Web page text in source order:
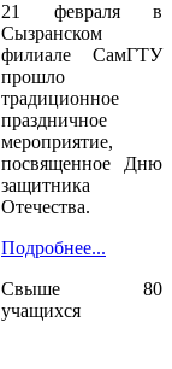
21 февраля в
Сызранском
филиале СамГТУ
прошло
традиционное
праздничное
мероприятие,
посвященное Дню
защитника
Отечества.
Подробнее...
Свыше 80
учащихся